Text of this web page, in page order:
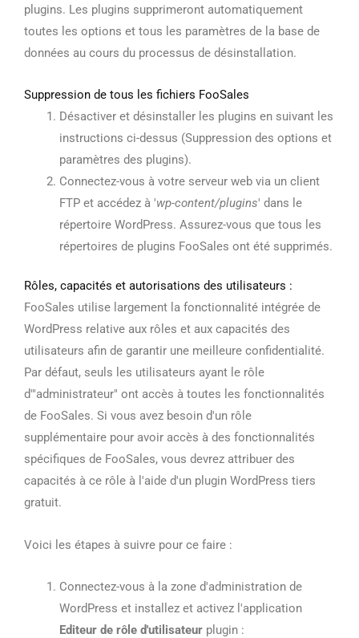
plugins. Les plugins supprimeront automatiquement
toutes les options et tous les paramètres de la base de
données au cours du processus de désinstallation.
Suppression de tous les fichiers FooSales
Désactiver et désinstaller les plugins en suivant les
instructions ci-dessus (Suppression des options et
paramètres des plugins).
Connectez-vous à votre serveur web via un client
FTP et accédez à 'wp-content/plugins' dans le
répertoire WordPress. Assurez-vous que tous les
répertoires de plugins FooSales ont été supprimés.
Rôles, capacités et autorisations des utilisateurs :
FooSales utilise largement la fonctionnalité intégrée de
WordPress relative aux rôles et aux capacités des
utilisateurs afin de garantir une meilleure confidentialité.
Par défaut, seuls les utilisateurs ayant le rôle
d'"administrateur" ont accès à toutes les fonctionnalités
de FooSales. Si vous avez besoin d'un rôle
supplémentaire pour avoir accès à des fonctionnalités
spécifiques de FooSales, vous devrez attribuer des
capacités à ce rôle à l'aide d'un plugin WordPress tiers
gratuit.
Voici les étapes à suivre pour ce faire :
Connectez-vous à la zone d'administration de
WordPress et installez et activez l'application
Editeur de rôle d'utilisateurplugin :